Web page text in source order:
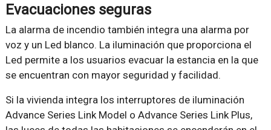
Evacuaciones seguras
La alarma de incendio también integra una alarma por
voz y un Led blanco. La iluminación que proporciona el
Led permite a los usuarios evacuar la estancia en la que
se encuentran con mayor seguridad y facilidad.
Si la vivienda integra los interruptores de iluminación
Advance Series Link Model o Advance Series Link Plus,